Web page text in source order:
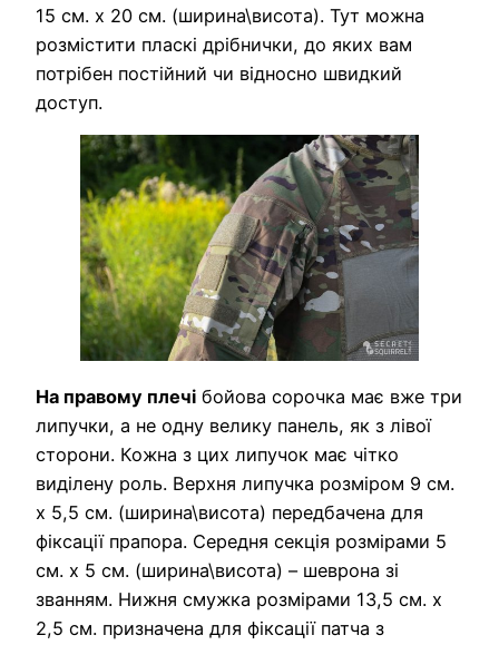
15 см. х 20 см. (ширина\висота). Тут можна
розмістити пласкі дрібнички, до яких вам
потрібен постійний чи відносно швидкий
доступ.
На правому плечі бойова сорочка має вже три
липучки, а не одну велику панель, як з лівої
сторони. Кожна з цих липучок має чітко
виділену роль. Верхня липучка розміром 9 см.
х 5,5 см. (ширина\висота) передбачена для
фіксації прапора. Середня секція розмірами 5
см. х 5 см. (ширина\висота) – шеврона зі
званням. Нижня смужка розмірами 13,5 см. х
2,5 см. призначена для фіксації патча з